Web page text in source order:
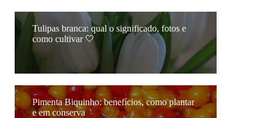
Tulipas branca: qual o significado, fotos e
como cultivar 🤍
Pimenta Biquinho: benefícios, como plantar
e em conserva